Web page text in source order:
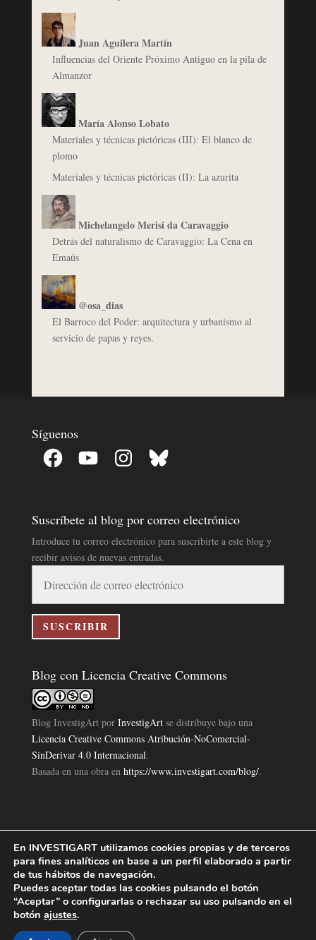
Juan Aguilera Martín
Influencias del Oriente Próximo Antiguo en la pila de
Almanzor
María Alonso Lobato
Materiales y técnicas pictóricas (III): El blanco de
plomo
Materiales y técnicas pictóricas (II): La azurita
Michelangelo Merisi da Caravaggio
Detrás del naturalismo de Caravaggio: La Cena en
Emaús
@osa_dias
El Barroco del Poder: arquitectura y urbanismo al
servicio de papas y reyes.
Síguenos
Facebook YouTube InstagramBluesky
Suscríbete al blog por correo electrónico
Introduce tu correo electrónico para suscribirte a este blog y
recibir avisos de nuevas entradas.
correo
electrónico
SUSCRIBIR
Blog con Licencia Creative Commons
Blog InvestigArtpor InvestigArtse distribuye bajo una
Licencia Creative Commons Atribución-NoComercial-
SinDerivar 4.0 Internacional.
Basada en una obra en https://www.investigart.com/blog/.
Política de Privacidad|Aviso Legal|Política de Cookies|
Investigart Copyright © 2019. |
En INVESTIGART utilizamos cookies propias y de terceros
para fines analíticos en base a un perfil elaborado a partir
de tus hábitos de navegación.
Puedes aceptar todas las cookies pulsando el botón
“Aceptar” o configurarlas o rechazar su uso pulsando en el
botón ajustes.